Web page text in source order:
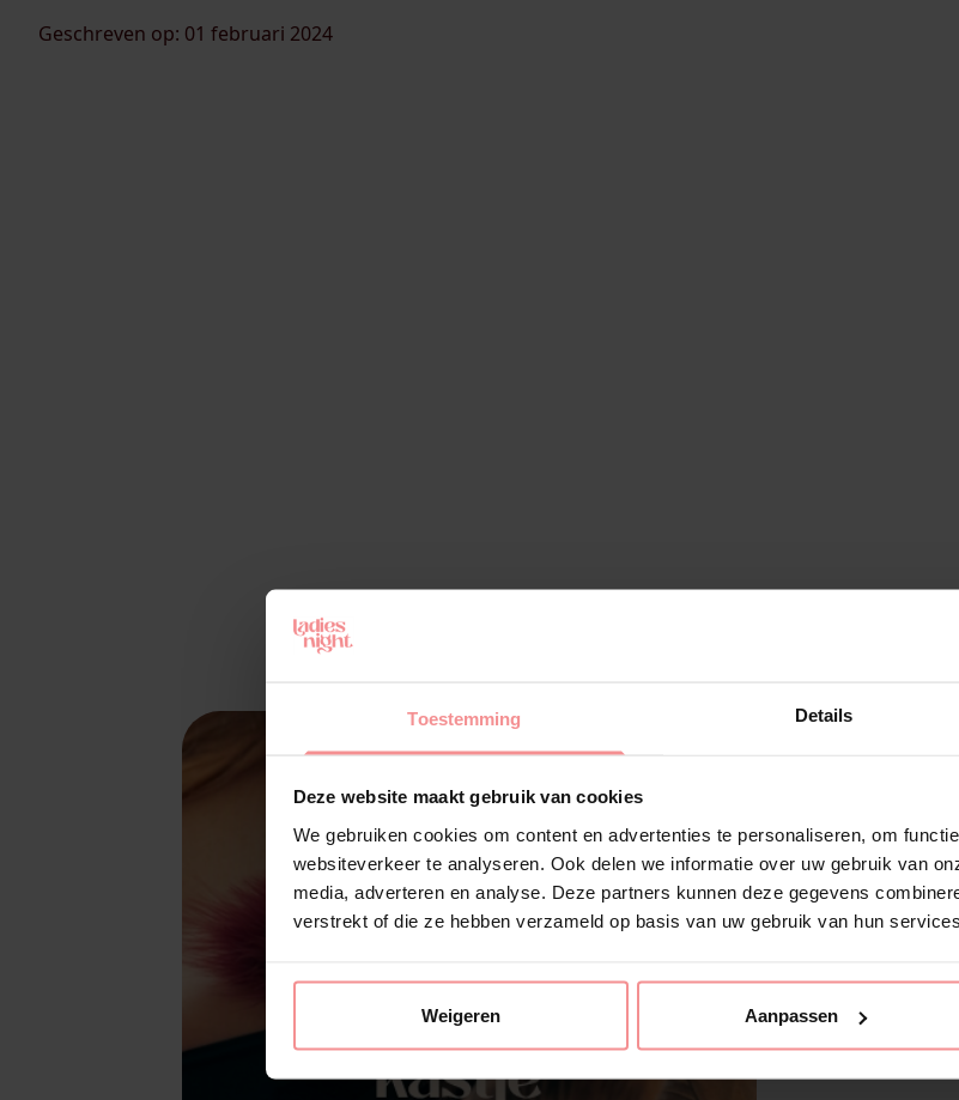
Toestemming Details
Deze website maakt gebruik van cookies
We gebruiken cookies om content en advertenties te personaliseren, om
websiteverkeer te analyseren. Ook delen we informatie over uw gebruik van
media, adverteren en analyse. Deze partners kunnen deze gegevens
verstrekt of die ze hebben verzameld op basis van uw gebruik van hun
Weigeren Aanpassen
Geschreven op: 01 februari 2024
Wij zijn
graag wat extra
weten we
probeert, wij
bieden we ook
van
drogisterij
hier!